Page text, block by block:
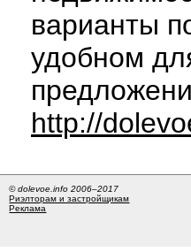
варианты
удобном
http://
© dolevoe.info 2006–2017
Риэлторам и застройщикам
Реклама